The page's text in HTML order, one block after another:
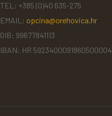
TEL: +385 (0)40 635-275
EMAIL: opcina@orehovica.hr
OIB: 99677841113
IBAN: HR 5923400091860500004